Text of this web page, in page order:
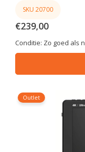
SKU 20700
€239,00
Conditie: Zo goed als
Outlet